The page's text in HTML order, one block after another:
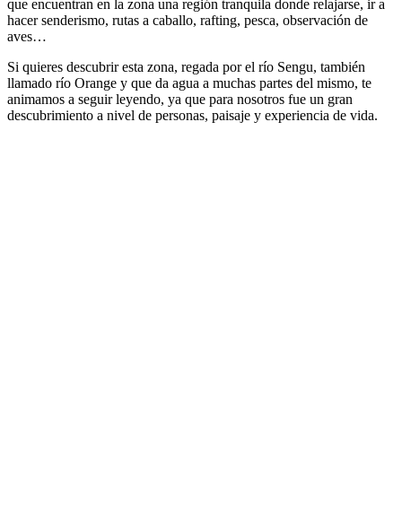
que encuentran en la zona una región tranquila donde relajarse, ir a
hacer senderismo, rutas a caballo, rafting, pesca, observación de
aves…
Si quieres descubrir esta zona, regada por el río Sengu, también
llamado río Orange y que da agua a muchas partes del mismo, te
animamos a seguir leyendo, ya que para nosotros fue un gran
descubrimiento a nivel de personas, paisaje y experiencia de vida.